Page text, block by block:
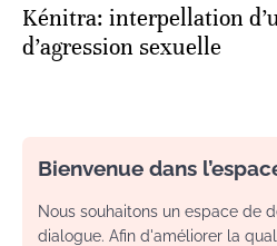
Kénitra: interpellation
d’agression sexuelle
Bienvenue dans
Nous souhaitons un espace de
dialogue. Afin d'améliorer la